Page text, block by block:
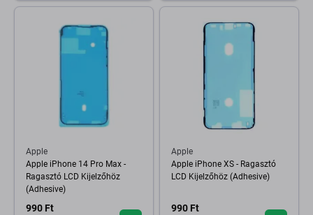
Apple
Apple iPhone 14 Pro Max -
Ragasztó LCD Kijelzőhöz
(Adhesive)
990 Ft
Apple
Apple iPhone XS - Ragasztó
LCD Kijelzőhöz (Adhesive)
990 Ft